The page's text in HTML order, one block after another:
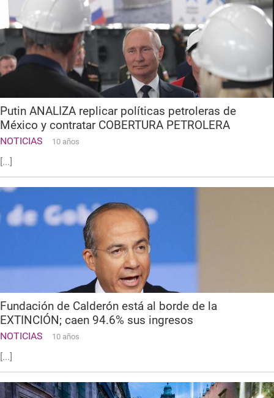
Putin ANALIZA replicar políticas petroleras de
México y contratar COBERTURA PETROLERA
NOTICIAS 10 años
[...]
Fundación de Calderón está al borde de la
EXTINCIÓN; caen 94.6% sus ingresos
NOTICIAS 10 años
[...]